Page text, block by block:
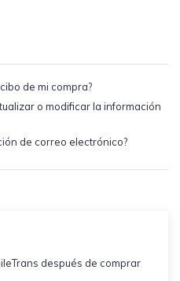
Wutsapper)
del teléfono, de
de mi compra?
o modificar la información
de correo electrónico?
después de comprar